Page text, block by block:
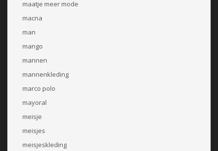
maatje meer mode
macna
man
mango
mannen
mannenkleding
marco polo
mayoral
meisje
meisjes
meisjeskleding